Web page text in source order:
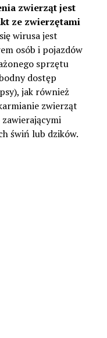
zwierząt jest
ze zwierzętami
wirusa jest
osób i pojazdów
sprzętu
dostęp
jak również
zwierząt
świń lub dzików.